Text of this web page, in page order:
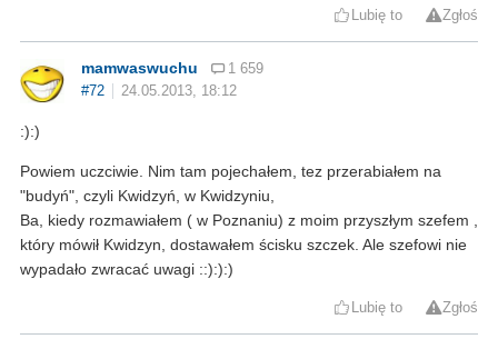
Lubię to Zgłoś
mamwaswuchu
1 659
#72
24.05.2013, 18:12
:):)
Powiem uczciwie. Nim tam pojechałem, tez przerabiałem na
"budyń", czyli Kwidzyń, w Kwidzyniu,
Ba, kiedy rozmawiałem ( w Poznaniu) z moim przyszłym szefem ,
który mówił Kwidzyn, dostawałem ścisku szczek. Ale szefowi nie
wypadało zwracać uwagi ::):):)
Lubię to Zgłoś